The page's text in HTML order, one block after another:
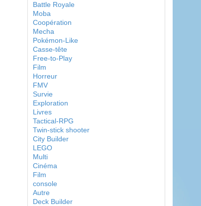
Battle Royale
Moba
Coopération
Mecha
Pokémon-Like
Casse-tête
Free-to-Play
Film
Horreur
FMV
Survie
Exploration
Livres
Tactical-RPG
Twin-stick shooter
City Builder
LEGO
Multi
Cinéma
Film
console
Autre
Deck Builder